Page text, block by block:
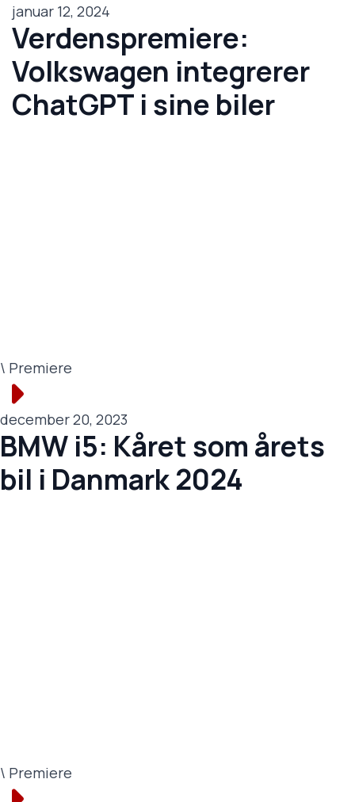
januar 12, 2024
Verdenspremiere:
Volkswagen integrerer
ChatGPT i sine biler
\ Premiere
december 20, 2023
BMW i5: Kåret som årets
bil i Danmark 2024
\ Premiere